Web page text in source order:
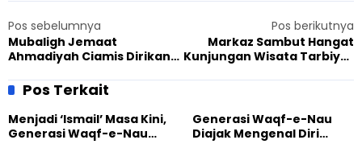
Pos sebelumnya
Mubaligh Jemaat
Ahmadiyah Ciamis Dirikan
Area, Warga Gembira
Pos berikutnya
Markaz Sambut Hangat
Kunjungan Wisata Tarbiyat
Pos Terkait
Menjadi ‘Ismail’ Masa Kini,
Generasi Waqf-e-Nau
Generasi Waqf-e-Nau
Diajak Mengenal Diri